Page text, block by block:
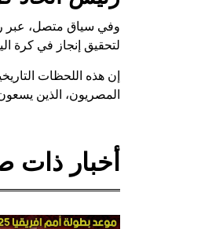
وفي سياق متصل، عبر
لتحقيق إنجاز في كرة
إن هذه اللحظات
المصريون، الذين
أخبار ذات